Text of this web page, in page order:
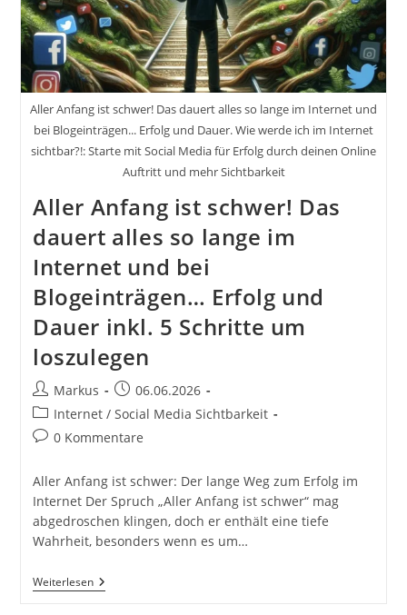
Aller Anfang ist schwer! Das dauert alles so lange im Internet und
bei Blogeinträgen... Erfolg und Dauer. Wie werde ich im Internet
sichtbar?!: Starte mit Social Media für Erfolg durch deinen Online
Auftritt und mehr Sichtbarkeit
Aller Anfang ist schwer! Das
dauert alles so lange im
Internet und bei
Blogeinträgen… Erfolg und
Dauer inkl. 5 Schritte um
loszulegen
Beitrags-
Autor:
Markus
Beitrag
veröffentlicht:
06.06.2026
Beitrags-
Kategorie:
Internet / Social Media Sichtbarkeit
Beitrags-
0 Kommentare
Aller Anfang ist schwer: Der lange Weg zum Erfolg im
Internet Der Spruch „Aller Anfang ist schwer“ mag
abgedroschen klingen, doch er enthält eine tiefe
Wahrheit, besonders wenn es um…
WeiterlesenAller
Anfang